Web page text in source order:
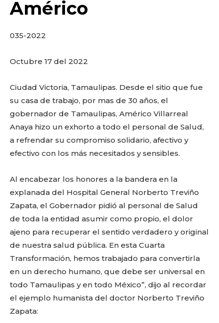
k
Américo
035-2022
Octubre 17 del 2022
Ciudad Victoria, Tamaulipas. Desde el sitio que fue
su casa de trabajo, por mas de 30 años, el
gobernador de Tamaulipas, Américo Villarreal
Anaya hizo un exhorto a todo el personal de Salud,
a refrendar su compromiso solidario, afectivo y
efectivo con los más necesitados y sensibles.
Al encabezar los honores a la bandera en la
explanada del Hospital General Norberto Treviño
Zapata, el Gobernador pidió al personal de Salud
de toda la entidad asumir como propio, el dolor
ajeno para recuperar el sentido verdadero y original
de nuestra salud pública. En esta Cuarta
Transformación, hemos trabajado para convertirla
en un derecho humano, que debe ser universal en
todo Tamaulipas y en todo México”, dijo al recordar
el ejemplo humanista del doctor Norberto Treviño
Zapata: